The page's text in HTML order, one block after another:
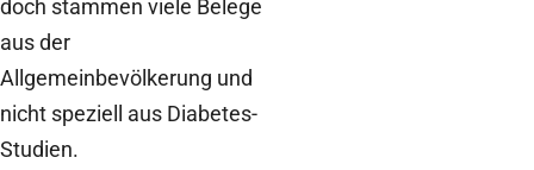
doch stammen viele Belege
aus der
Allgemeinbevölkerung und
nicht speziell aus Diabetes-
Studien.